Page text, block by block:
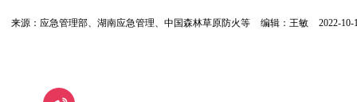
来源：应急管理部、湖南应急管理、中国森林草原防火等 编辑：王敏 2022-10-